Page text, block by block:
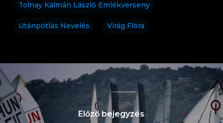
Tolnay Kálmán László Emlékverseny
Utánpótlás Nevelés Virág Flóra
Előző bejegyzés